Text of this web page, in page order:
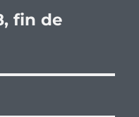
fin de